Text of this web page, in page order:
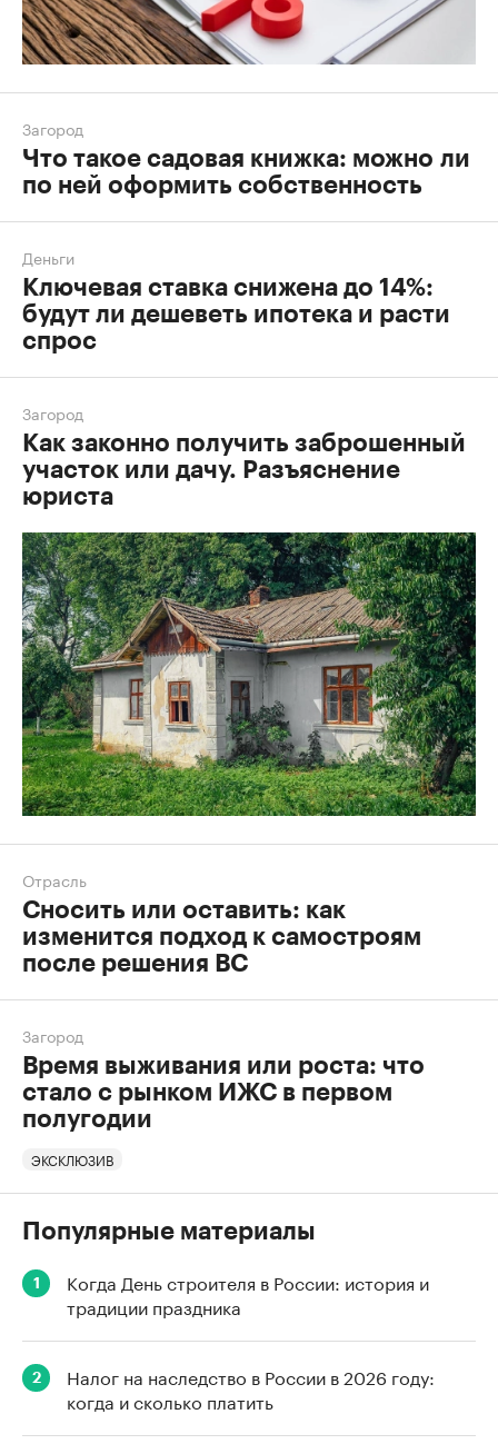
Загород
Что такое садовая книжка: можно ли
по ней оформить собственность
Деньги
Ключевая ставка снижена до 14%:
будут ли дешеветь ипотека и расти
спрос
Загород
Как законно получить заброшенный
участок или дачу. Разъяснение
юриста
Отрасль
Сносить или оставить: как
изменится подход к самостроям
после решения ВС
Загород
Время выживания или роста: что
стало с рынком ИЖС в первом
полугодии
ЭКСКЛЮЗИВ
Популярные материалы
1
Когда День строителя в России: история и
традиции праздника
2
Налог на наследство в России в 2026 году:
когда и сколько платить